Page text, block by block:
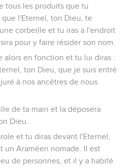
tous les produits que tu
que l'Eternel, ton Dieu, te
corbeille et tu iras à l'endroit
pour y faire résider son nom.
alors en fonction et tu lui diras :
ton Dieu, que je suis entré
à nos ancêtres de nous
de ta main et la déposera
Dieu.
et tu diras devant l'Eternel,
un Araméen nomade. Il est
de personnes, et il y a habité.